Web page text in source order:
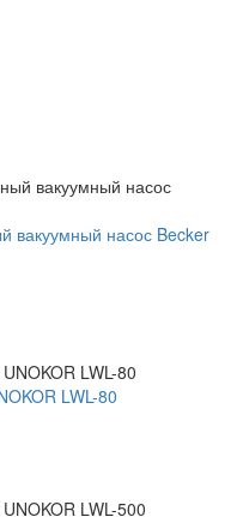
вакуумный насос Becker
LWL-80